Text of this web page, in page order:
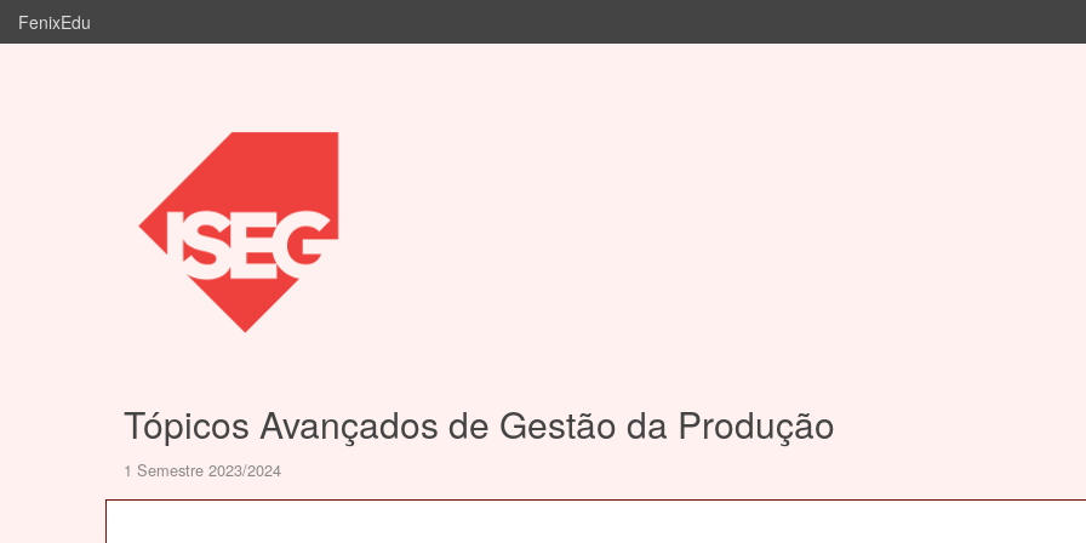
FenixEdu
Tópicos Avançados de Gestão da Produção
1 Semestre 2023/2024